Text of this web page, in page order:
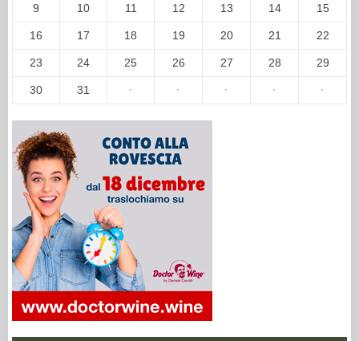
9 10 11 12 13 14 15
16 17 18 19 20 21 22
23 24 25 26 27 28 29
30 31 · · · · ·